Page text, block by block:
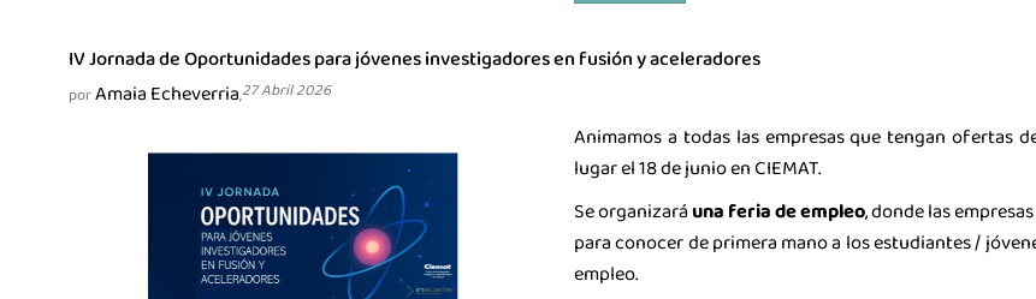
IV Jornada de Oportunidades para jóvenes investigadores en fusión y aceleradores
porAmaia Echeverria,27 Abril 2026
Animamos a todas las empresas que tengan ofertas
lugar el 18 de junio en CIEMAT.
Se organizaráuna feria de empleo, donde las
para conocer de primera mano a los estudiantes /
empleo.